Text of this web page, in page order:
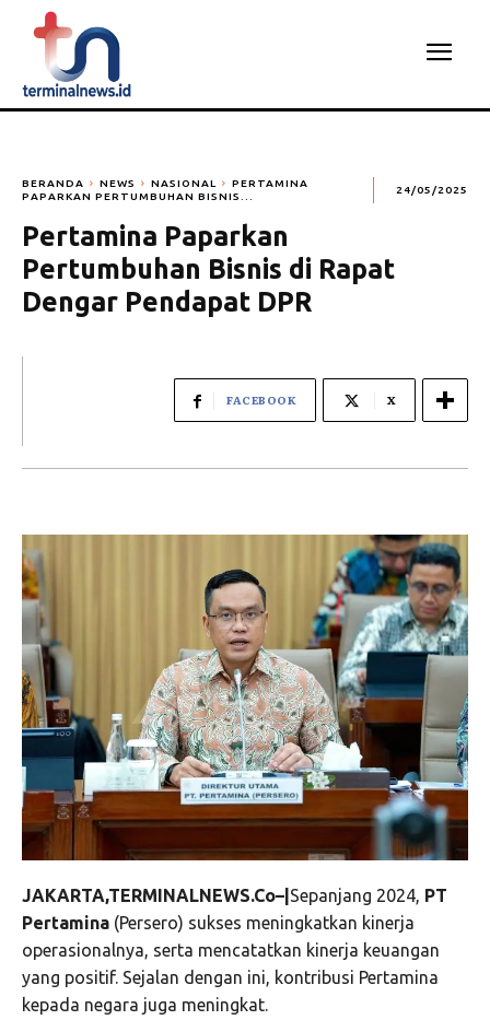
BERANDA NEWS NASIONAL
PERTAMINA
PAPARKAN PERTUMBUHAN BISNIS...
24/05/2025
Pertamina Paparkan
Pertumbuhan Bisnis di Rapat
Dengar Pendapat DPR
FACEBOOK X
JAKARTA,TERMINALNEWS.Co–| Sepanjang 2024, PT
Pertamina (Persero) sukses meningkatkan kinerja
operasionalnya, serta mencatatkan kinerja keuangan
yang positif. Sejalan dengan ini, kontribusi Pertamina
kepada negara juga meningkat.